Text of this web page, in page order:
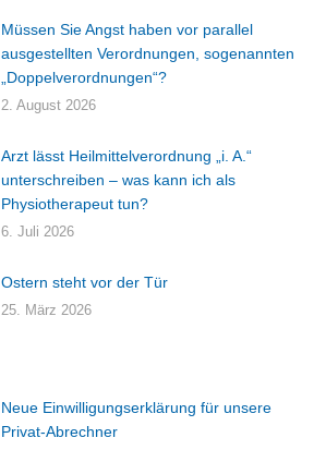
Müssen Sie Angst haben vor parallel
ausgestellten Verordnungen, sogenannten
„Doppelverordnungen“?
2. August 2026
Arzt lässt Heilmittelverordnung „i. A.“
unterschreiben – was kann ich als
Physiotherapeut tun?
6. Juli 2026
Ostern steht vor der Tür
25. März 2026
Neue Einwilligungserklärung für unsere
Privat-Abrechner